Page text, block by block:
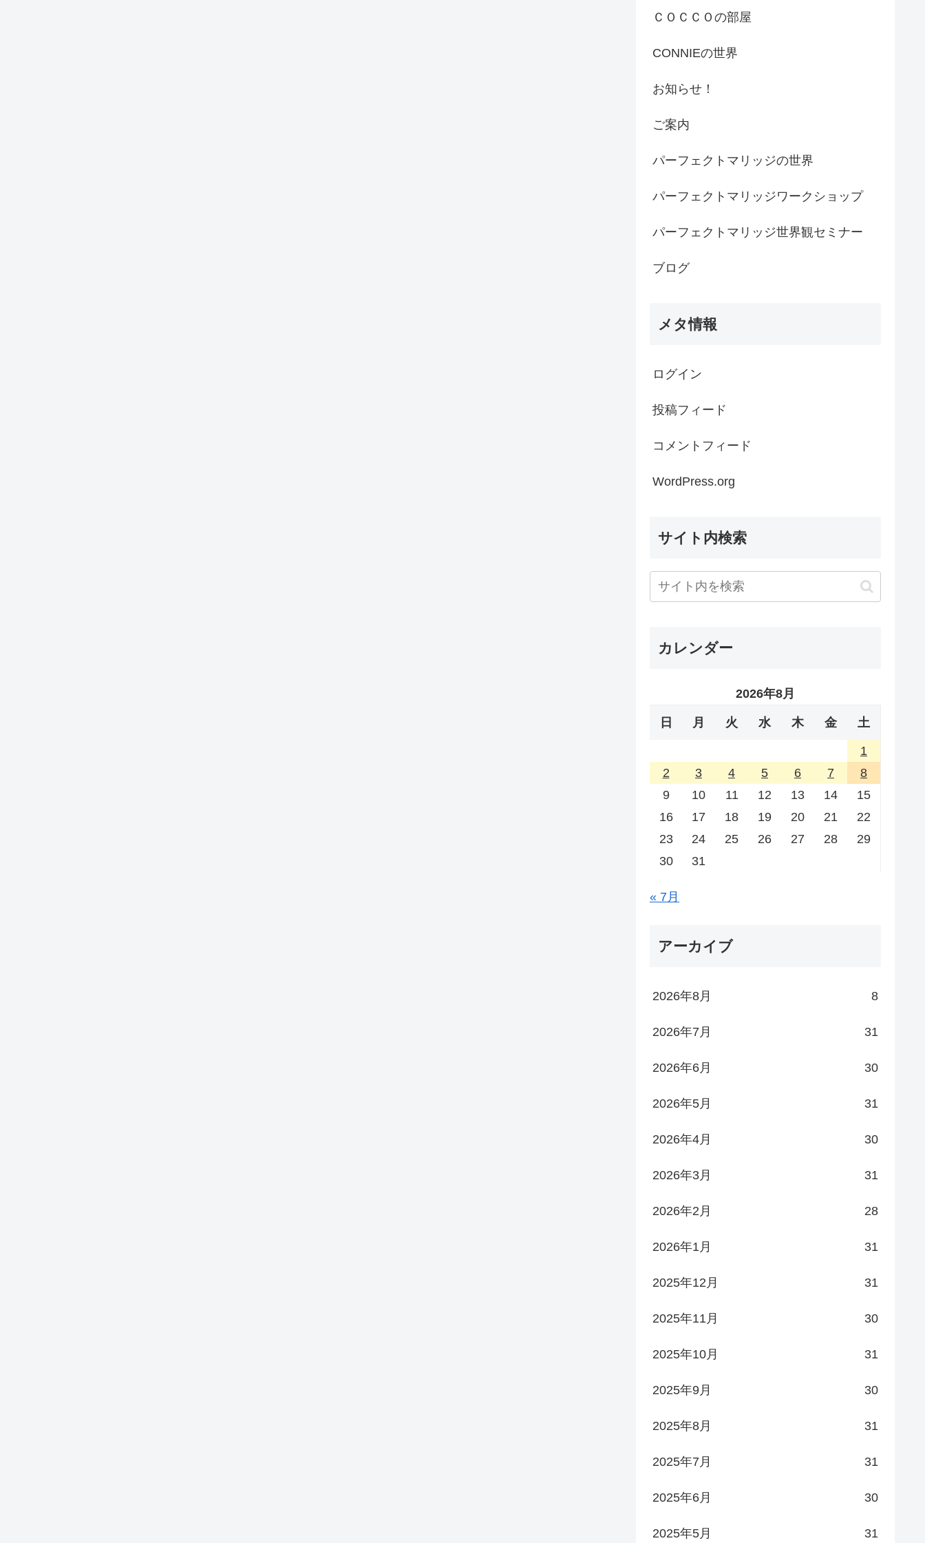
ＣＯＣＣＯの部屋
CONNIEの世界
お知らせ！
ご案内
パーフェクトマリッジの世界
パーフェクトマリッジワークショップ
パーフェクトマリッジ世界観セミナー
ブログ
メタ情報
ログイン
投稿フィード
コメントフィード
WordPress.org
サイト内検索
カレンダー
2026年8月
日 月 火 水 木 金 土
1
2
3 4 5 6 7
8
9
10 11 12 13 14
15
16
17 18 19 20 21
22
23
24 25 26 27 28
29
30
31
« 7月
アーカイブ
2026年8月 8
2026年7月 31
2026年6月 30
2026年5月 31
2026年4月 30
2026年3月 31
2026年2月 28
2026年1月 31
2025年12月 31
2025年11月 30
2025年10月 31
2025年9月 30
2025年8月 31
2025年7月 31
2025年6月 30
2025年5月 31